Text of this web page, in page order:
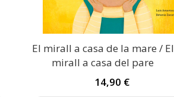
El mirall a casa de la mare / El
mirall a casa del pare
14,90 €